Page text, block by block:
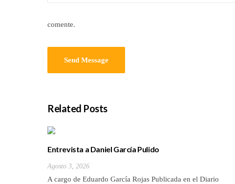
comente.
Related Posts
Entrevista a Daniel García Pulido
Agosto 3, 2026
A cargo de Eduardo García Rojas Publicada en el Diario